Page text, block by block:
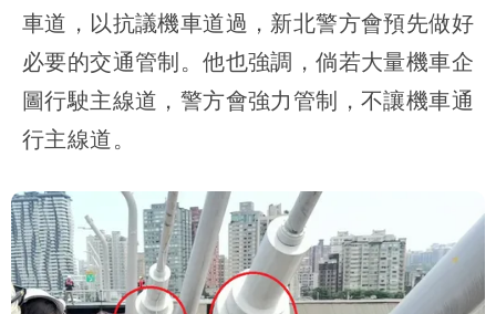
車道，以抗議機車道過，新北警方會預先做好
必要的交通管制。他也強調，倘若大量機車企
圖行駛主線道，警方會強力管制，不讓機車通
行主線道。